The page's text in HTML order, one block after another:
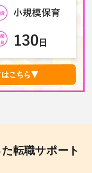
転職サポート